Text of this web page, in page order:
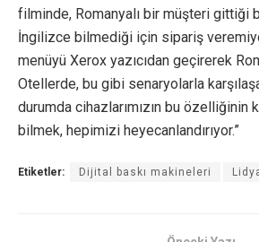
filminde, Romanyalı bir müşteri gittiği
İngilizce bilmediği için sipariş
menüyü Xerox yazıcıdan geçirerek
Otellerde, bu gibi senaryolarla
durumda cihazlarımızın bu özelliğinin
bilmek, hepimizi heyecanlandırıyor.”
Etiketler: Dijital baskı makineleri